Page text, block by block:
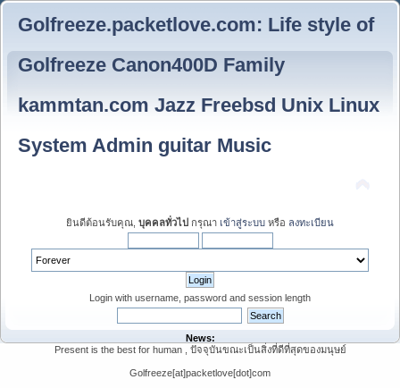
Golfreeze.packetlove.com: Life style of
Golfreeze Canon400D Family
kammtan.com Jazz Freebsd Unix Linux
System Admin guitar Music
ยินดีต้อนรับคุณ, บุคคลทั่วไป กรุณา เข้าสู่ระบบ หรือ ลงทะเบียน
Login with username, password and session length
News:
Present is the best for human , ปัจจุบันขณะเป็นสิ่งที่ดีที่สุดของมนุษย์
Golfreeze[at]packetlove[dot]com